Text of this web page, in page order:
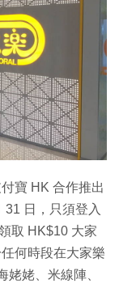
寶 HK 合作推出
31 日，只須登入
取 HK$10 大家
何時段在大家樂
姥、米線陣、